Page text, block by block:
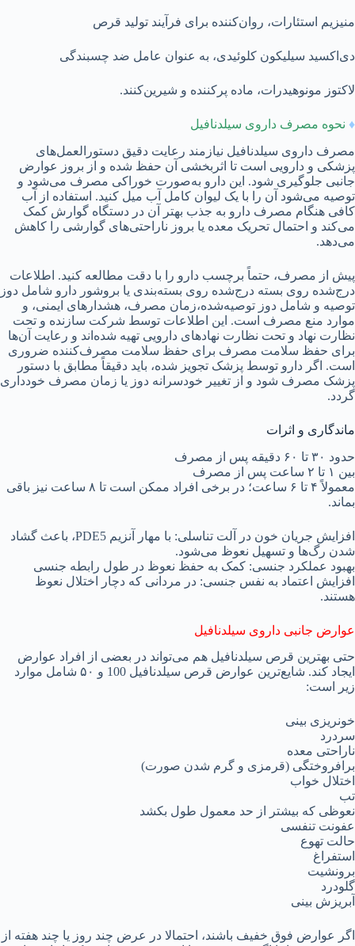
منیزیم استئارات، روان‌کننده برای فرآیند تولید قرص
دی‌اکسید سیلیکون کلوئیدی، به عنوان عامل ضد چسبندگی
لاکتوز مونوهیدرات، ماده پرکننده و شیرین‌کنند.
♦ نحوه مصرف داروی سیلدنافیل
مصرف داروی سیلدنافیل نیازمند رعایت دقیق دستورالعمل‌های
پزشکی و دارویی است تا اثربخشی آن حفظ شده و از بروز عوارض
جانبی جلوگیری شود. این دارو به‌صورت خوراکی مصرف می‌شود و
توصیه می‌شود آن را با یک لیوان کامل آب میل کنید. استفاده از آب
کافی هنگام مصرف دارو به جذب بهتر آن در دستگاه گوارش کمک
می‌کند و احتمال تحریک معده یا بروز ناراحتی‌های گوارشی را کاهش
می‌دهد.
پیش از مصرف، حتماً برچسب دارو را با دقت مطالعه کنید. اطلاعات
درج‌شده روی بسته درج‌شده روی بسته‌بندی یا بروشور دارو شامل دوز
توصیه و شامل دوز توصیه‌شده،زمان مصرف، هشدارهای ایمنی، و
موارد منع مصرف است. این اطلاعات توسط شرکت سازنده و تحت
نظارت نهاد و تحت نظارت نهادهای دارویی تهیه شده‌اند و رعایت آن‌ها
برای حفظ سلامت مصرف برای حفظ سلامت مصرف‌کننده ضروری
است‌. اگر دارو توسط پزشک تجویز شده، باید دقیقاً مطابق با دستور
پزشک مصرف شود و از تغییر خودسرانه دوز یا زمان مصرف خودداری
گردد.
ماندگاری و اثرات
حدود ۳۰ تا ۶۰ دقیقه پس از مصرف
بین ۱ تا ۲ ساعت پس از مصرف
معمولاً ۴ تا ۶ ساعت؛ در برخی افراد ممکن است تا ۸ ساعت نیز باقی
بماند.
افزایش جریان خون در آلت تناسلی: با مهار آنزیم PDE5، باعث گشاد
شدن رگ‌ها و تسهیل نعوظ می‌شود.
بهبود عملکرد جنسی: کمک به حفظ نعوظ در طول رابطه جنسی
افزایش اعتماد به نفس جنسی: در مردانی که دچار اختلال نعوظ
هستند.
عوارض جانبی داروی سیلدنافیل
حتی بهترین قرص سیلدنافیل هم می‌تواند در بعضی از افراد عوارض
ایجاد کند. شایع‌ترین عوارض قرص سیلدنافیل 100 و ۵۰ شامل موارد
زیر است:
خونریزی بینی
سردرد
ناراحتی معده
برافروختگی (قرمزی و گرم شدن صورت)
اختلال خواب
تب
نعوظی که بیشتر از حد معمول طول بکشد
عفونت تنفسی
حالت تهوع
استفراغ
برونشیت
گلودرد
آبریزش بینی
اگر عوارض فوق خفیف باشند، احتمالا در عرض چند روز یا چند هفته از